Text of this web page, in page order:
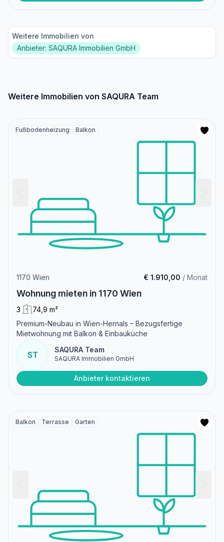
Weitere Immobilien von
Anbieter: SAQURA Immobilien GmbH
Weitere Immobilien von SAQURA Team
Fußbodenheizung Balkon
1170 Wien € 1.910,00 / Monat
Wohnung mieten in 1170 Wien
3
74,9 m²
Premium-Neubau in Wien-Hernals – Bezugsfertige
Mietwohnung mit Balkon & Einbauküche
ST
SAQURA Team
SAQURA Immobilien GmbH
Anbieter kontaktieren
Balkon Terrasse Garten